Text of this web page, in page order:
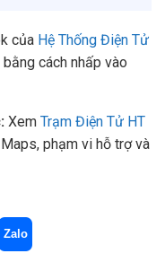
của Hệ Thống Điện Tử
cách nhấp vào
Xem Trạm Điện Tử HT
phạm vi hỗ trợ và
Zalo